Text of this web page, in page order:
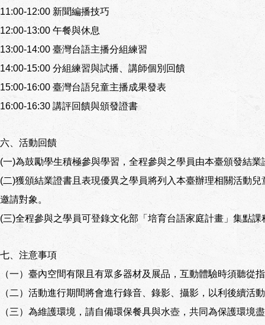
11:00-12:00 新聞編播技巧
12:00-13:00 午餐與休息
13:00-14:00 臺灣台語主播分組練習
14:00-15:00 分組練習與試播、講師個別回饋
15:00-16:00 臺灣台語兒童主播成果發表
16:00-16:30 講評回饋與頒發證書
六、活動回饋
(一)為鼓勵學生積極參與學習，全程參與之學員由本臺頒發結
(二)獲頒結業證書且表現優異之學員將列入本臺辦理相關活動
邀請對象。
(三)全程參與之學員可登錄文化部「培育台語家庭計畫」集點課
七、注意事項
（一）臺內空間有限且有眾多器材及展品，互動體驗時須聽
（二）活動進行期間將會進行錄音、錄影、攝影，以利後續活
（三）為維護環境，請自備環保餐具與水壺，共同為保護環境